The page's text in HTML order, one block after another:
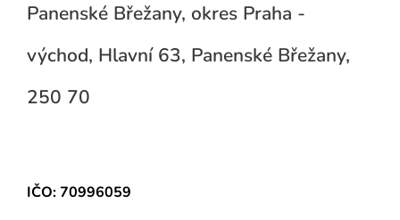
Panenské Břežany, okres Praha -
východ, Hlavní 63, Panenské Břežany,
250 70
IČO: 70996059